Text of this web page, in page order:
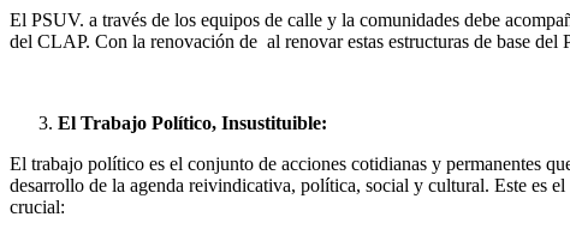
El PSUV. a través de los equipos de calle y la comunidades debe
del CLAP. Con la renovación de al renovar estas estructuras de base
El Trabajo Político, Insustituible:
El trabajo político es el conjunto de acciones cotidianas y permanentes
desarrollo de la agenda reivindicativa, política, social y cultural. Este
crucial: